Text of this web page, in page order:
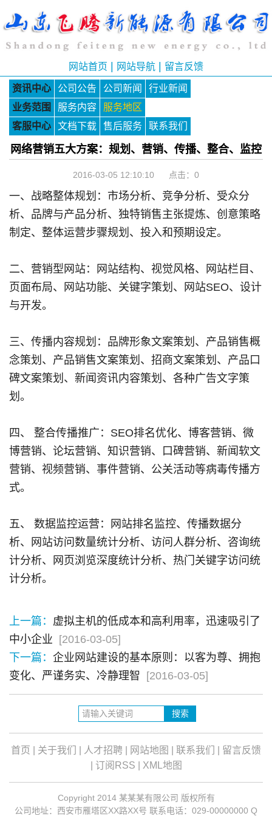
网站首页 网站导航 留言反馈
资讯中心 公司公告 公司新闻
行业新闻
业务范围
服务内容
服务地区
客服中心
文档下载 售后服务 联系我们
网络营销五大方案：规划、营销、传播、整合、监控
2016-03-05 12:10:10 点击： 0
一、战略整体规划：市场分析、竞争分析、受众分
析、品牌与产品分析、独特销售主张提炼、创意策略
制定、整体运营步骤规划、投入和预期设定。
二、营销型网站：网站结构、视觉风格、网站栏目、
页面布局、网站功能、关键字策划、网站SEO、设计
与开发。
三、传播内容规划：品牌形象文案策划、产品销售概
念策划、产品销售文案策划、招商文案策划、产品口
碑文案策划、新闻资讯内容策划、各种广告文字策
划。
四、 整合传播推广：SEO排名优化、博客营销、微
博营销、论坛营销、知识营销、口碑营销、新闻软文
营销、视频营销、事件营销、公关活动等病毒传播方
式。
五、 数据监控运营：网站排名监控、传播数据分
析、网站访问数量统计分析、访问人群分析、咨询统
计分析、网页浏览深度统计分析、热门关键字访问统
计分析。
上一篇： 虚拟主机的低成本和高利用率，迅速吸引了
中小企业
[2016-03-05]
下一篇： 企业网站建设的基本原则：以客为尊、拥抱
变化、严谨务实、冷静理智
[2016-03-05]
首页 关于我们 人才招聘 网站地图 联系我们
留言反馈
订阅RSS XML地图
Copyright 2014 某某某有限公司 版权所有
公司地址：西安市雁塔区XX路XX号 联系电话：029-00000000 Q